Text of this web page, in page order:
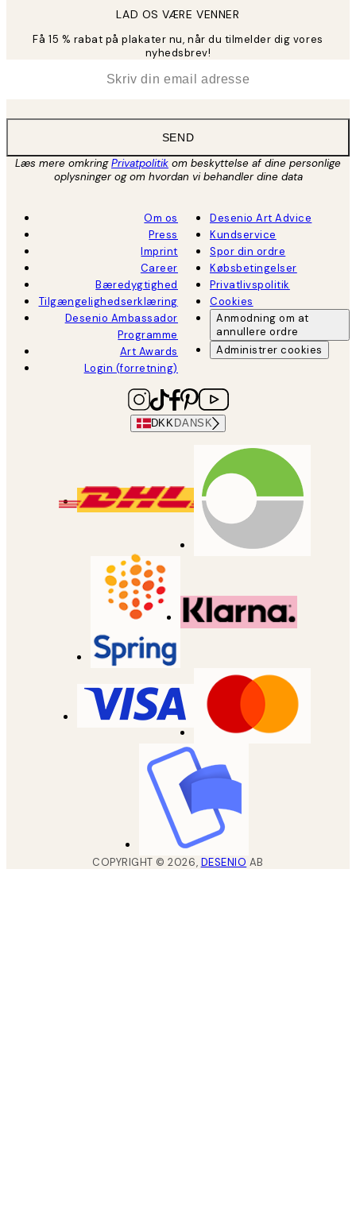
LAD OS VÆRE VENNER
Få 15 % rabat på plakater nu, når du tilmelder dig vores
nyhedsbrev!
SEND
Læs mere omkringPrivatpolitik om beskyttelse af dine personlige
oplysninger og om hvordan vi behandler dine data
Om os
Press
Imprint
Career
Bæredygtighed
Tilgængelighedserklæring
Desenio Ambassador
Programme
Art Awards
Login (forretning)
Desenio Art Advice
Kundservice
Spor din ordre
Købsbetingelser
Privatlivspolitik
Cookies
Anmodning om at
annullere ordre
Administrer cookies
DKK DANSK
COPYRIGHT ©2026, DESENIO AB